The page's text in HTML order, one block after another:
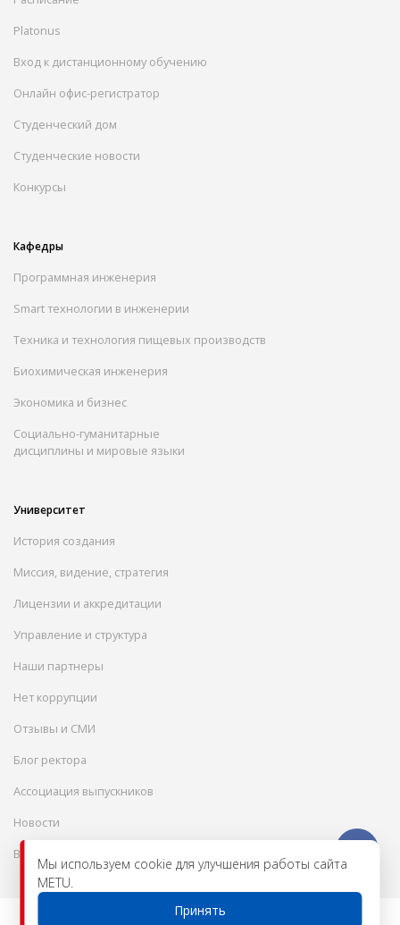
Мы используем cookie для улучшения работы сайта
METU.
Принять
Platonus
Вход к дистанционному обучению
Онлайн офис-регистратор
Студенческий дом
Студенческие новости
Конкурсы
Кафедры
Программная инженерия
Smart технологии в инженерии
Техника и технология пищевых производств
Биохимическая инженерия
Экономика и бизнес
Социально-гуманитарные
дисциплины и мировые языки
Университет
История создания
Миссия, видение, стратегия
Лицензии и аккредитации
Управление и структура
Наши партнеры
Нет коррупции
Отзывы и СМИ
Блог ректора
Ассоциация выпускников
Новости
Вакансии
© 2026 Международный инженерно-